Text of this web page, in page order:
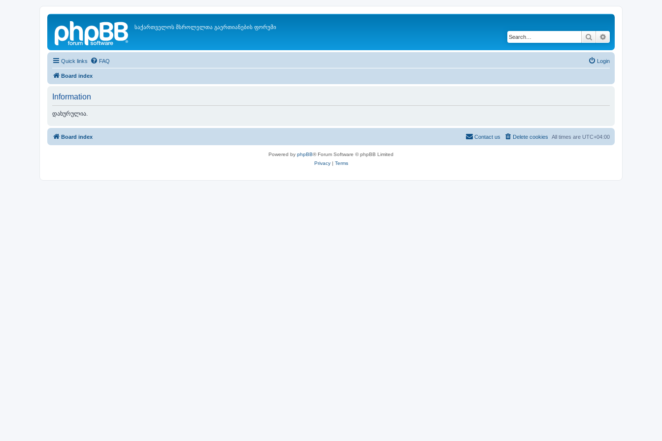
საქართველოს მსროლელთა გაერთიანების ფორუმი
Search
Quick links FAQ Login
Board index
Information
დახურულია.
Board index All times are UTC+04:00
Delete cookies
Contact us
Powered by phpBB® Forum Software © phpBB Limited
Privacy| Terms